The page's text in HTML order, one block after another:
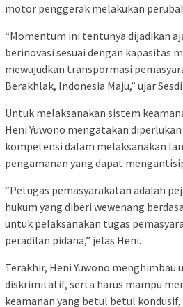
motor penggerak melakukan
“Momentum ini tentunya dijadikan
berinovasi sesuai dengan kapasitas
mewujudkan transpormasi
Berakhlak, Indonesia Maju,” ujar
Untuk melaksanakan sistem
Heni Yuwono mengatakan
kompetensi dalam melaksanakan
pengamanan yang dapat
“Petugas pemasyarakatan adalah
hukum yang diberi wewenang
untuk pelaksanakan tugas
peradilan pidana,” jelas Heni.
Terakhir, Heni Yuwono menghimbau
diskrimitatif, serta harus mampu
keamanan yang betul betul